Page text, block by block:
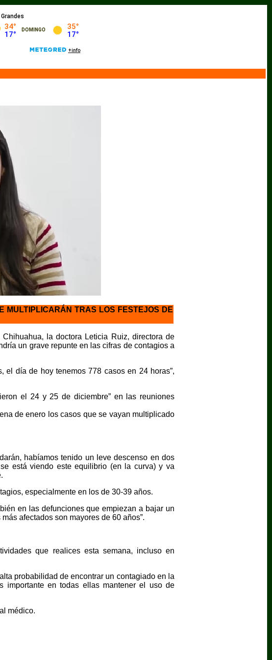
MULTIPLICARÁN TRAS LOS FESTEJOS DE
la doctora Leticia Ruiz, directora de
un grave repunte en las cifras de contagios a
el día de hoy tenemos 778 casos en 24 horas”,
el 24 y 25 de diciembre” en las reuniones
de enero los casos que se vayan multiplicado
habíamos tenido un leve descenso en dos
está viendo este equilibrio (en la curva) y va
especialmente en los de 30-39 años.
en las defunciones que empiezan a bajar un
afectados son mayores de 60 años”.
que realices esta semana, incluso en
probabilidad de encontrar un contagiado en la
importante en todas ellas mantener el uso de
médico.